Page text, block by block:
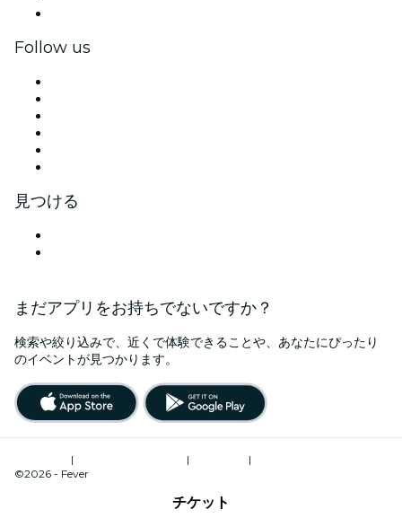
チケット
Follow us
見つける
まだアプリをお持ちでないですか？
検索や絞り込みで、近くで体験できることや、あなたにぴったり
のイベントが見つかります。
| | |
©2026 - Fever